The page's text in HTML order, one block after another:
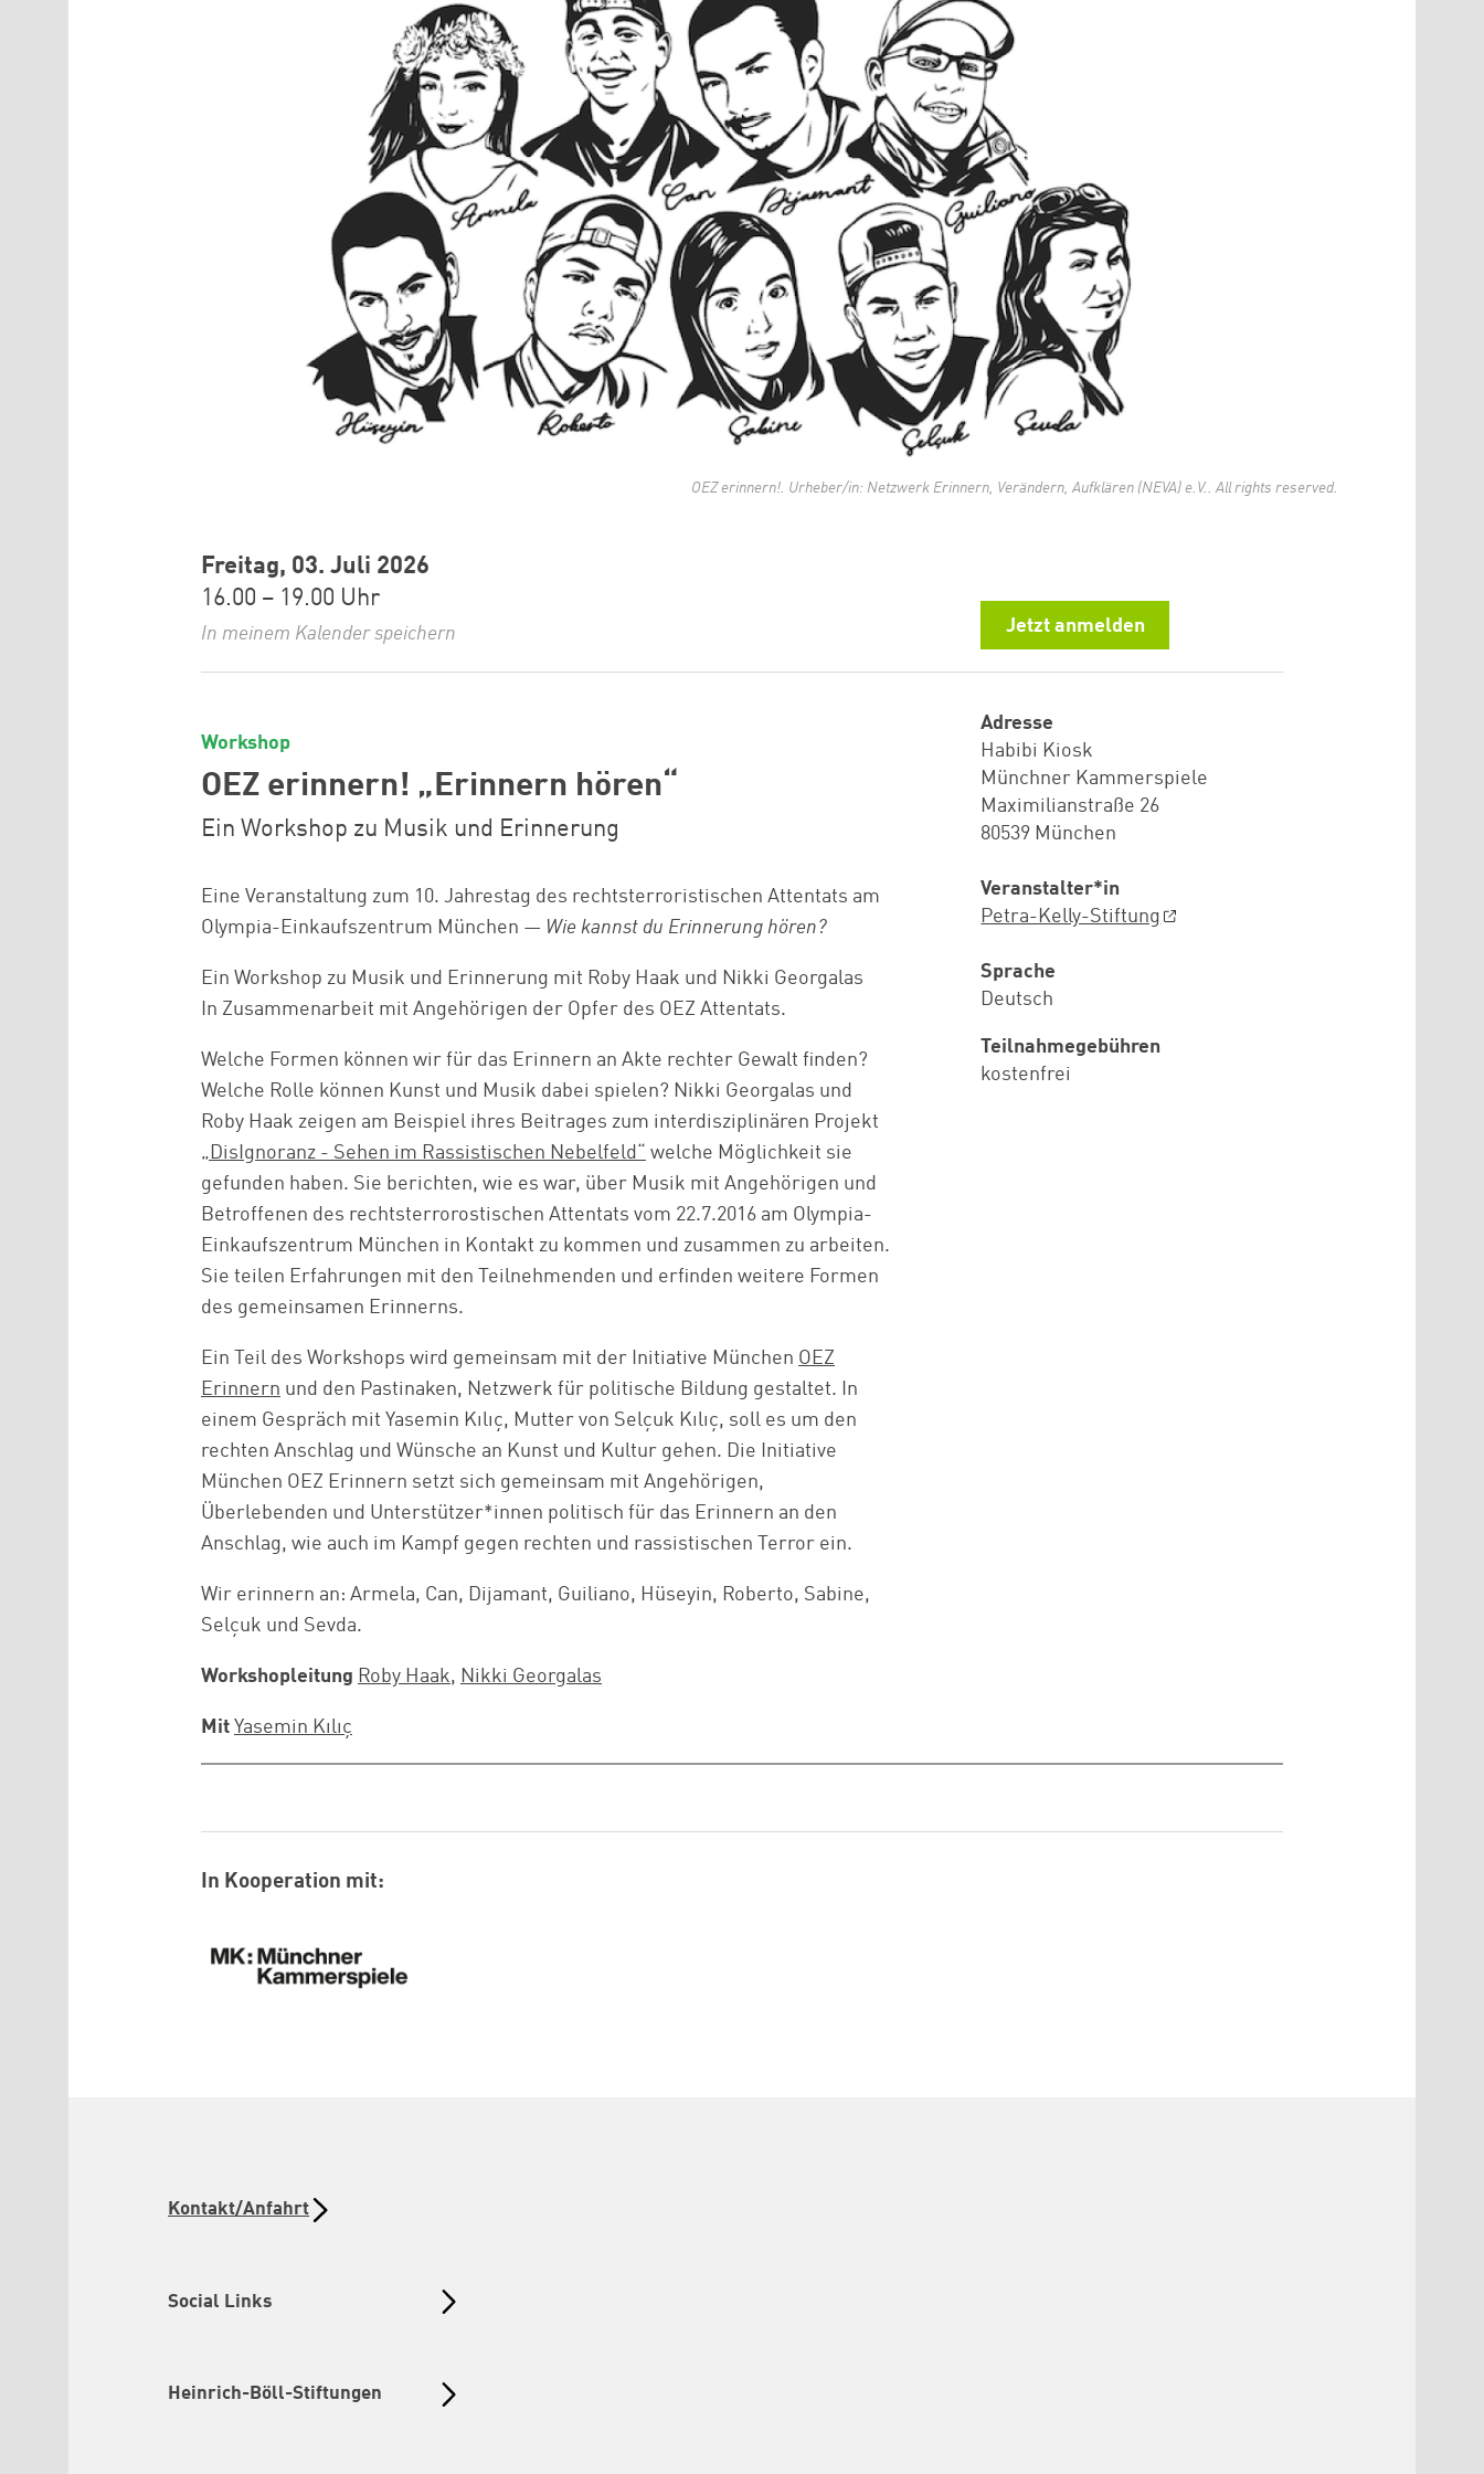
OEZ erinnern!. Urheber/in: Netzwerk Erinnern, Verändern, Aufklären (NEVA) e.V.. All rights reserved.
Freitag, 03. Juli 2026
16.00 – 19.00 Uhr
In meinem Kalender speichern Jetzt anmelden
Workshop
OEZ erinnern! „Erinnern hören“
Ein Workshop zu Musik und Erinnerung
Eine Veranstaltung zum 10. Jahrestag des rechtsterroristischen Attentats am
Olympia-Einkaufszentrum München — Wie kannst du Erinnerung hören?
Ein Workshop zu Musik und Erinnerung mit Roby Haak und Nikki Georgalas
In Zusammenarbeit mit Angehörigen der Opfer des OEZ Attentats.
Welche Formen können wir für das Erinnern an Akte rechter Gewalt finden?
Welche Rolle können Kunst und Musik dabei spielen? Nikki Georgalas und
Roby Haak zeigen am Beispiel ihres Beitrages zum interdisziplinären Projekt
„DisIgnoranz - Sehen im Rassistischen Nebelfeld“
welche Möglichkeit sie
gefunden haben. Sie berichten, wie es war, über Musik mit Angehörigen und
Betroffenen des rechtsterrorostischen Attentats vom 22.7.2016 am Olympia-
Einkaufszentrum München in Kontakt zu kommen und zusammen zu arbeiten.
Sie teilen Erfahrungen mit den Teilnehmenden und erfinden weitere Formen
des gemeinsamen Erinnerns.
Ein Teil des Workshops wird gemeinsam mit der Initiative München OEZ
Erinnern und den Pastinaken, Netzwerk für politische Bildung gestaltet. In
einem Gespräch mit Yasemin Kılıç, Mutter von Selçuk Kılıç, soll es um den
rechten Anschlag und Wünsche an Kunst und Kultur gehen. Die Initiative
München OEZ Erinnern setzt sich gemeinsam mit Angehörigen,
Überlebenden und Unterstützer*innen politisch für das Erinnern an den
Anschlag, wie auch im Kampf gegen rechten und rassistischen Terror ein.
Wir erinnern an: Armela, Can, Dijamant, Guiliano, Hüseyin, Roberto, Sabine,
Selçuk und Sevda.
Workshopleitung Roby Haak, Nikki Georgalas
Mit Yasemin Kılıç
Adresse
Habibi Kiosk
Münchner Kammerspiele
Maximilianstraße 26
80539 München
Veranstalter*in
Petra-Kelly-Stiftung
Sprache
Deutsch
Teilnahmegebühren
kostenfrei
In Kooperation mit:
Kontakt/Anfahrt
Social Links
Heinrich-Böll-Stiftungen